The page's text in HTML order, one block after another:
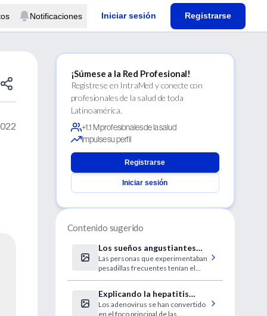
Notificaciones Iniciar sesión Registrarse
¡Súmese a la Red Profesional!
Regístrese en IntraMed y conecte con
profesionales de la salud de toda
Latinoamérica.
+1.1 M profesionales de la salud
Impulse su perfil
Registrarse
Iniciar sesión
Contenido sugerido
Los sueños angustiantes
(pesadillas) podrían ser
prodrómicos del Parkinson
Las personas que experimentaban
pesadillas frecuentes tenían el
tarde
Explicando la hepatitis
inexplicable en niños
Los adenovirus se han convertido
en el foco principal de las